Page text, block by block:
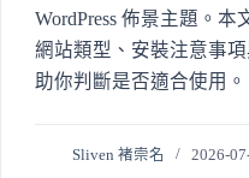
WordPress 佈景主題。
網站類型、安裝注意事
助你判斷是否適合使用。
Sliven 褚崇名 2026-